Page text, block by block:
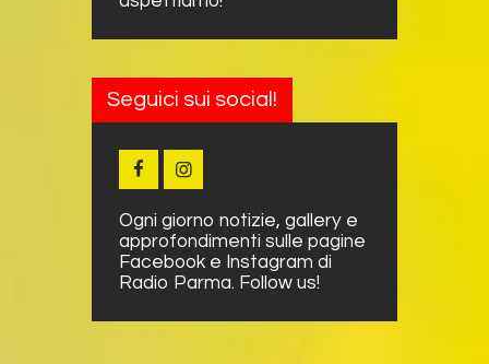
Seguici sui social!
Ogni giorno notizie, gallery e
approfondimenti sulle pagine
Facebook e Instagram di
Radio Parma. Follow us!